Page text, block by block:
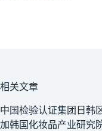
相关文章
中国检验认证集团日韩
加韩国化妆品产业研究